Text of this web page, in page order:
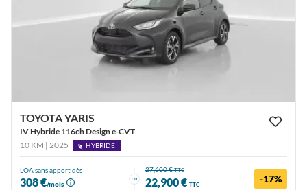
TOYOTA YARIS
IV Hybride 116ch Design e-CVT
10 KM | 2025
HYBRIDE
LOA sans apport dès
308 €/mois
ou
27,600 €TTC
22,900 € TTC -17%